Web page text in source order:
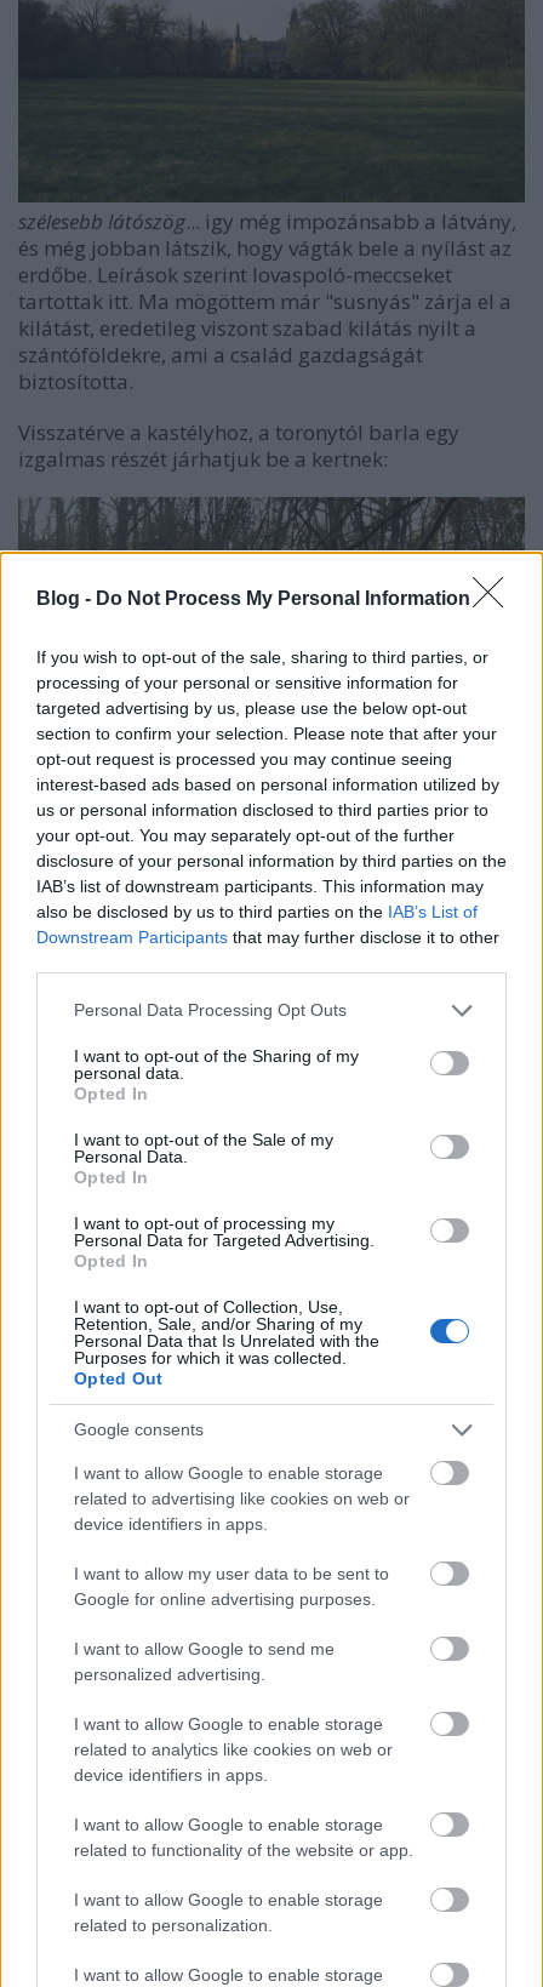
Blog - Do Not Process My Personal Information
If you wish to opt-out of the sale, sharing to third parties, or
processing of your personal or sensitive information for
targeted advertising by us, please use the below opt-out
section to confirm your selection. Please note that after your
opt-out request is processed you may continue seeing
interest-based ads based on personal information utilized by
us or personal information disclosed to third parties prior to
your opt-out. You may separately opt-out of the further
disclosure of your personal information by third parties on the
IAB’s list of downstream participants. This information may
also be disclosed by us to third parties on the IAB’s List of
Downstream Participants that may further disclose it to other
Please note that this website/app uses one or more Google
not limited to your visit or usage behaviour. You may click to
grant or deny consent to Google and its third-party tags to
use your data for below specified purposes in below Google
consent section.
Personal Data Processing Opt Outs
I want to opt-out of the Sharing of my
personal data.
Opted In
I want to opt-out of the Sale of my
Personal Data.
Opted In
I want to opt-out of processing my
Personal Data for Targeted Advertising.
Opted In
I want to opt-out of Collection, Use,
Retention, Sale, and/or Sharing of my
Personal Data that Is Unrelated with the
Purposes for which it was collected.
Opted Out
Google consents
I want to allow Google to enable storage
related to advertising like cookies on web or
device identifiers in apps.
I want to allow my user data to be sent to
Google for online advertising purposes.
I want to allow Google to send me
personalized advertising.
I want to allow Google to enable storage
related to analytics like cookies on web or
device identifiers in apps.
I want to allow Google to enable storage
related to functionality of the website or app.
I want to allow Google to enable storage
related to personalization.
I want to allow Google to enable storage
szélesebb látószög... igy még impozánsabb a látvány,
és még jobban látszik, hogy vágták bele a nyílást az
erdőbe. Leírások szerint lovaspoló-meccseket
tartottak itt. Ma mögöttem már "susnyás" zárja el a
kilátást, eredetileg viszont szabad kilátás nyilt a
szántóföldekre, ami a család gazdagságát
biztosította.
Visszatérve a kastélyhoz, a toronytól barla egy
izgalmas részét járhatjuk be a kertnek:
vajon miért kapta a falu a Kígyós nevet..? Az
ismeretlen kertépítész meghagyta az egykori
mocsári vegetációt, és a mesterséges tóba terelte a
vizeket.
A tó szűkületén átvezető öntöttvas híd, háttérben az
árkád. A tóparton mocsárciprusok
serege szegélyezi. Ennek a fának vannak a
jellegzetes légzőgyökerei.